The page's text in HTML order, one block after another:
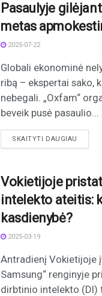
Pasaulyje
metas
2025-07-22
Globali ekonominė
ribą – ekspertai sako,
nebegali. „Oxfam“
beveik pusė pasaulio...
SKAITYTI DAUGIAU
Vokietijoje
intelekto ateitis:
kasdienybė?
2025-03-19
Antradienį Vokietijoje
Samsung“ renginyje
dirbtinio intelekto (DI)